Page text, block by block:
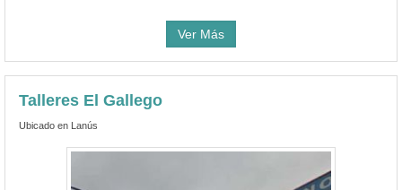
Ver Más
Talleres El Gallego
Ubicado en Lanús